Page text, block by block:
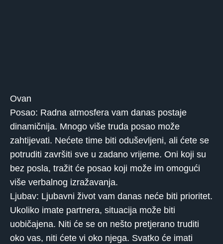
Ovan
Posao: Radna atmosfera vam danas postaje
dinamičnija. Mnogo više truda posao može
zahtijevati. Nećete time biti oduševljeni, ali ćete se
potruditi završiti sve u zadano vrijeme. Oni koji su
bez posla, tražit će posao koji može im omogući
više verbalnog izražavanja.
Ljubav: Ljubavni život vam danas neće biti prioritet.
Ukoliko imate partnera, situacija može biti
uobičajena. Niti će se on nešto pretjerano truditi
oko vas, niti ćete vi oko njega. Svatko će imati